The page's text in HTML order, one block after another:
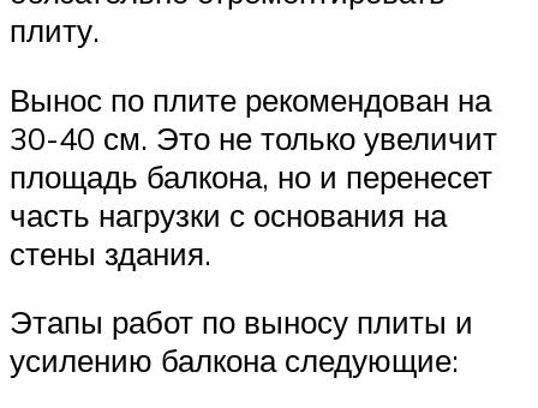
плиту.
Вынос по плите рекомендован на
30-40 см. Это не только увеличит
площадь балкона, но и перенесет
часть нагрузки с основания на
стены здания.
Этапы работ по выносу плиты и
усилению балкона следующие: